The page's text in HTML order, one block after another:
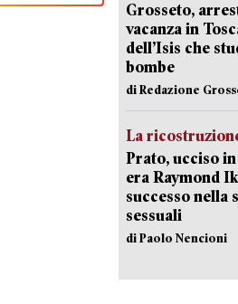
Grosseto,
vacanza in
dell’Isis che
bombe
di Redazione
La
Prato, ucciso
era Raymond
successo nella
sessuali
di Paolo Nencioni